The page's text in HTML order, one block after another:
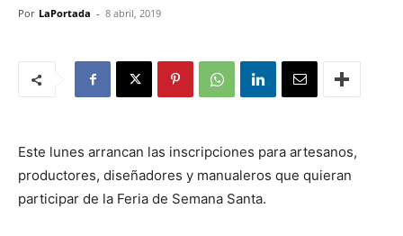
Por LaPortada - 8 abril, 2019
Este lunes arrancan las inscripciones para artesanos,
productores, diseñadores y manualeros que quieran
participar de la Feria de Semana Santa.